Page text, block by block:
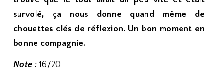
survolé, ça nous donne quand même de
chouettes clés de réflexion. Un bon moment en
bonne compagnie.
Note :16/20